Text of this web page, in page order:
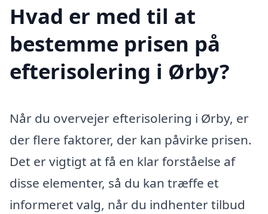
Hvad er med til at
bestemme prisen på
efterisolering i Ørby?
Når du overvejer efterisolering i Ørby, er
der flere faktorer, der kan påvirke prisen.
Det er vigtigt at få en klar forståelse af
disse elementer, så du kan træffe et
informeret valg, når du indhenter tilbud